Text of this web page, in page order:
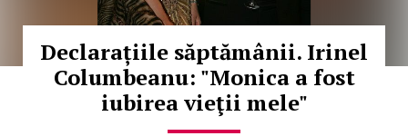
Declarațiile săptămânii. Irinel
Columbeanu: "Monica a fost
iubirea vieţii mele"